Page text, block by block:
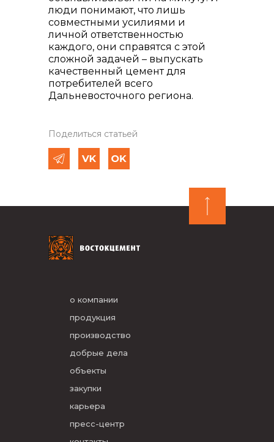
люди понимают, что лишь
совместными усилиями и
личной ответственностью
каждого, они справятся с этой
сложной задачей – выпускать
качественный цемент для
потребителей всего
Дальневосточного региона.
Поделиться статьей
о компании
продукция
производство
добрые дела
объекты
закупки
карьера
пресс-центр